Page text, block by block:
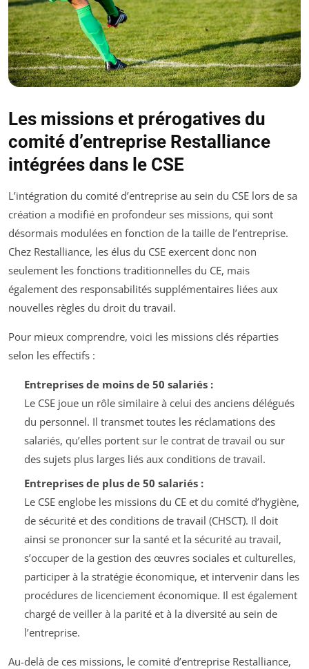
Les missions et prérogatives du
comité d’entreprise Restalliance
intégrées dans le CSE
L’intégration du comité d’entreprise au sein du CSE lors de sa
création a modifié en profondeur ses missions, qui sont
désormais modulées en fonction de la taille de l’entreprise.
Chez Restalliance, les élus du CSE exercent donc non
seulement les fonctions traditionnelles du CE, mais
également des responsabilités supplémentaires liées aux
nouvelles règles du droit du travail.
Pour mieux comprendre, voici les missions clés réparties
selon les effectifs :
Entreprises de moins de 50 salariés :
Le CSE joue un rôle similaire à celui des anciens délégués
du personnel. Il transmet toutes les réclamations des
salariés, qu’elles portent sur le contrat de travail ou sur
des sujets plus larges liés aux conditions de travail.
Entreprises de plus de 50 salariés :
Le CSE englobe les missions du CE et du comité d’hygiène,
de sécurité et des conditions de travail (CHSCT). Il doit
ainsi se prononcer sur la santé et la sécurité au travail,
s’occuper de la gestion des œuvres sociales et culturelles,
participer à la stratégie économique, et intervenir dans les
procédures de licenciement économique. Il est également
chargé de veiller à la parité et à la diversité au sein de
l’entreprise.
Au-delà de ces missions, le comité d’entreprise Restalliance,